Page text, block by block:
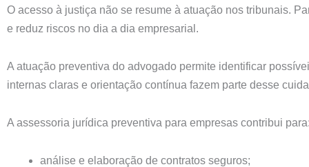
O acesso à justiça não se resume à atuação nos tribunais.
e reduz riscos no dia a dia empresarial.
A atuação preventiva do advogado permite identificar
internas claras e orientação contínua fazem parte desse
A assessoria jurídica preventiva para empresas contribui
análise e elaboração de contratos seguros;